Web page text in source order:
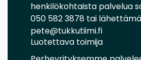
henkilökohtaista palvelua
050 582 3878 tai
pete@tukkutiimi.fi
Luotettava toimija